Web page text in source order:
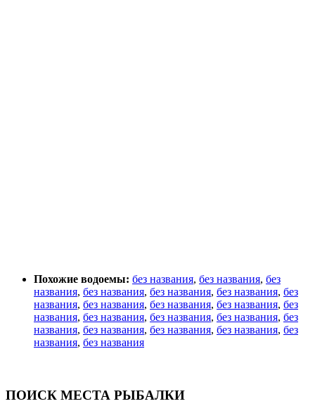
Похожие водоемы: без названия, без названия, без
названия, без названия, без названия, без названия, без
названия, без названия, без названия, без названия, без
названия, без названия, без названия, без названия, без
названия, без названия, без названия, без названия, без
названия, без названия
ПОИСК МЕСТА РЫБАЛКИ